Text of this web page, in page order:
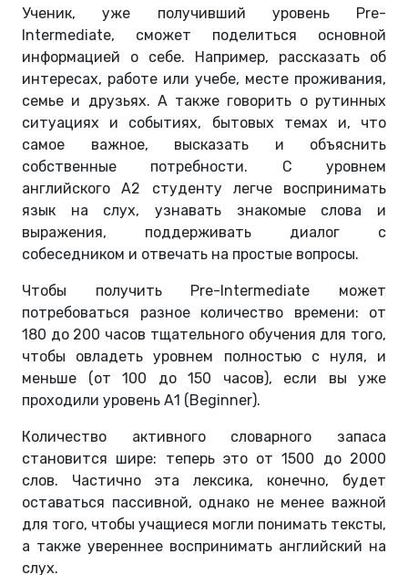
Ученик, уже получивший уровень Pre-
Intermediate, сможет поделиться основной
информацией о себе. Например, рассказать об
интересах, работе или учебе, месте проживания,
семье и друзьях. А также говорить о рутинных
ситуациях и событиях, бытовых темах и, что
самое важное, высказать и объяснить
собственные потребности. С уровнем
английского А2 студенту легче воспринимать
язык на слух, узнавать знакомые слова и
выражения, поддерживать диалог с
собеседником и отвечать на простые вопросы.
Чтобы получить Pre-Intermediate может
потребоваться разное количество времени: от
180 до 200 часов тщательного обучения для того,
чтобы овладеть уровнем полностью с нуля, и
меньше (от 100 до 150 часов), если вы уже
проходили уровень А1 (Beginner).
Количество активного словарного запаса
становится шире: теперь это от 1500 до 2000
слов. Частично эта лексика, конечно, будет
оставаться пассивной, однако не менее важной
для того, чтобы учащиеся могли понимать тексты,
а также увереннее воспринимать английский на
слух.